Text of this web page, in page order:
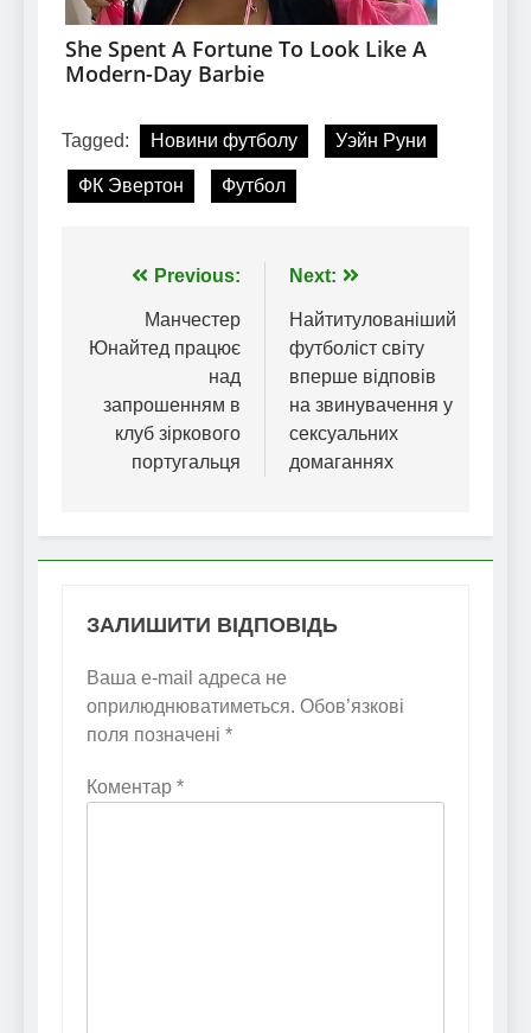
Tagged: Новини футболу Уэйн Руни
ФК Эвертон Футбол
Навігація
записів
Previous:
Манчестер
Юнайтед працює
над
запрошенням в
клуб зіркового
португальця
Next:
Найтитулованіший
футболіст світу
вперше відповів
на звинувачення у
сексуальних
домаганнях
ЗАЛИШИТИ ВІДПОВІДЬ
Ваша e-mail адреса не
оприлюднюватиметься. Обов’язкові
поля позначені *
Коментар *